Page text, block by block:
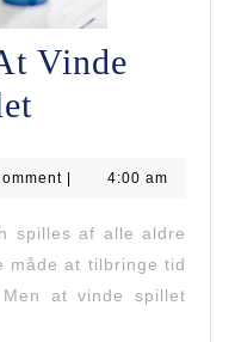
Vinde
Til
At
Vinde
Rummikub-
| 4:00 am
spilles af alle aldre
måde at tilbringe tid
at vinde spillet